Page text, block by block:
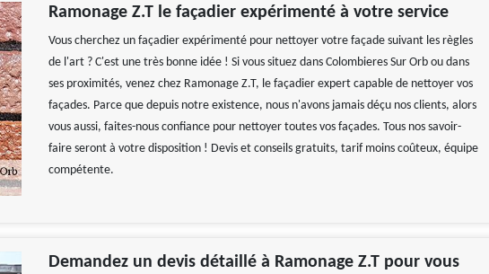
Ramonage Z.T le façadier expérimenté à votre service
Vous cherchez un façadier expérimenté pour nettoyer votre façade suivant les règles
de l'art ? C'est une très bonne idée ! Si vous situez dans Colombieres Sur Orb ou dans
ses proximités, venez chez Ramonage Z.T, le façadier expert capable de nettoyer vos
façades. Parce que depuis notre existence, nous n'avons jamais déçu nos clients, alors
vous aussi, faites-nous confiance pour nettoyer toutes vos façades. Tous nos savoir-
faire seront à votre disposition ! Devis et conseils gratuits, tarif moins coûteux, équipe
compétente.
Demandez un devis détaillé à Ramonage Z.T pour vous